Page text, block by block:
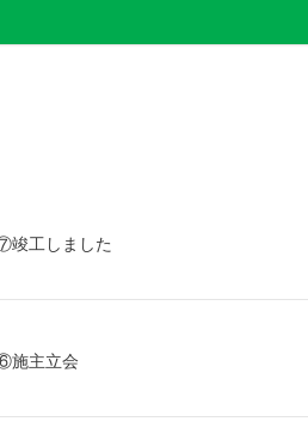
竣工しました
施主立会